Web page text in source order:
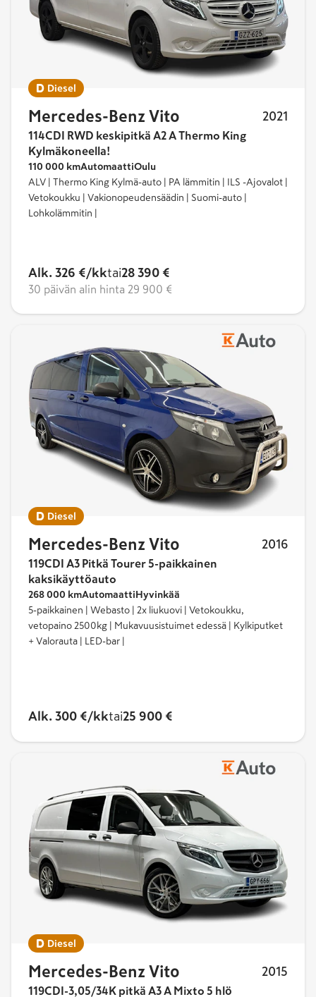
Diesel
Mercedes-Benz Vito 2021
114CDI RWD keskipitkä A2 A Thermo King
Kylmäkoneella!
110 000 kmAutomaattiOulu
ALV | Thermo King Kylmä-auto | PA lämmitin | ILS -Ajovalot |
Vetokoukku | Vakionopeudensäädin | Suomi-auto |
Lohkolämmitin |
Alk. 326 €/kktai28 390 €
30 päivän alin hinta 29 900 €
Diesel
Mercedes-Benz Vito 2016
119CDI A3 Pitkä Tourer 5-paikkainen
kaksikäyttöauto
268 000 kmAutomaattiHyvinkää
5-paikkainen | Webasto | 2x liukuovi | Vetokoukku,
vetopaino 2500kg | Mukavuusistuimet edessä | Kylkiputket
+ Valorauta | LED-bar |
Alk. 300 €/kktai25 900 €
Diesel
Mercedes-Benz Vito 2015
119CDI-3,05/34K pitkä A3 A Mixto 5 hlö